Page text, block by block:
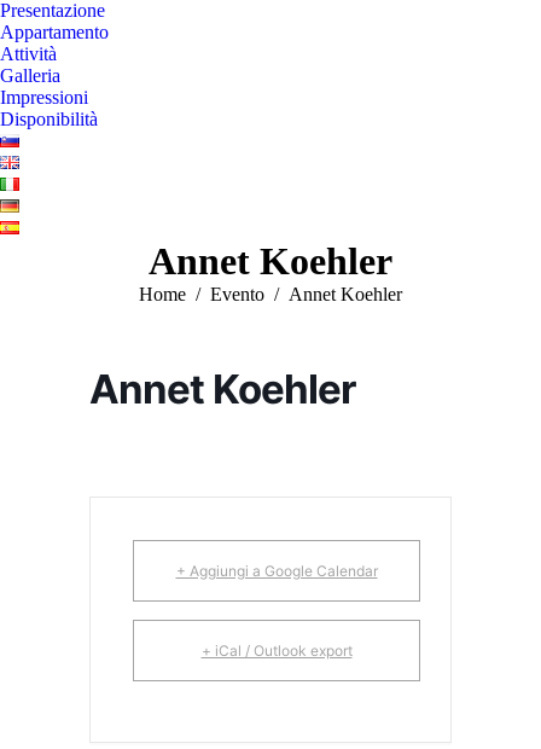
Presentazione
Appartamento
Attività
Galleria
Impressioni
Disponibilità
Annet Koehler
You are here:
Home Evento Annet Koehler
Annet Koehler
+ Aggiungi a Google Calendar
+ iCal / Outlook export